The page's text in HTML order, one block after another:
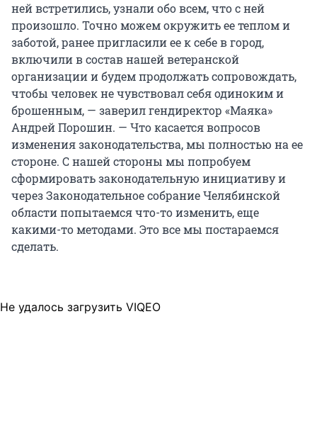
ней встретились, узнали обо всем, что с ней
произошло. Точно можем окружить ее теплом и
заботой, ранее пригласили ее к себе в город,
включили в состав нашей ветеранской
организации и будем продолжать сопровождать,
чтобы человек не чувствовал себя одиноким и
брошенным, — заверил гендиректор «Маяка»
Андрей Порошин. — Что касается вопросов
изменения законодательства, мы полностью на ее
стороне. С нашей стороны мы попробуем
сформировать законодательную инициативу и
через Законодательное собрание Челябинской
области попытаемся что-то изменить, еще
какими-то методами. Это все мы постараемся
сделать.
Не удалось загрузить VIQEO